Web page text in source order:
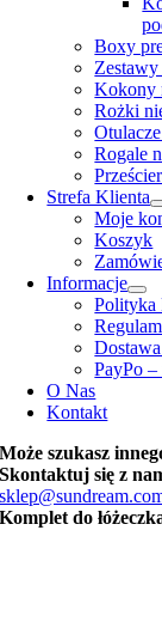
Boxy
Kokony
Rożki
Rogale
Strefa Klienta
Moje
Koszyk
Informacje
Polityka
PayPo
O Nas
Kontakt
Może szukasz
Skontaktuj się z
Komplet do